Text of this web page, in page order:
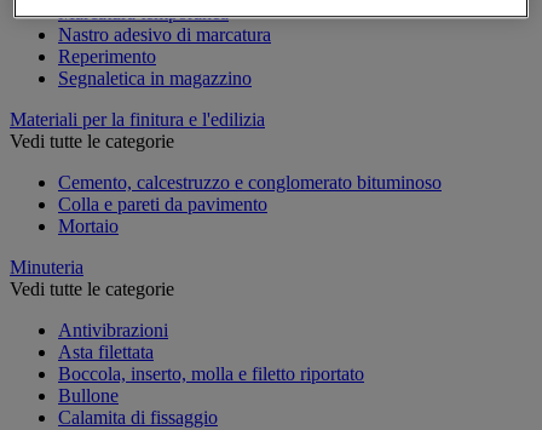
Marcatura temporanea
Nastro adesivo di marcatura
Reperimento
Segnaletica in magazzino
Materiali per la finitura e l'edilizia
Vedi tutte le categorie
Cemento, calcestruzzo e conglomerato bituminoso
Colla e pareti da pavimento
Mortaio
Minuteria
Vedi tutte le categorie
Antivibrazioni
Asta filettata
Boccola, inserto, molla e filetto riportato
Bullone
Calamita di fissaggio